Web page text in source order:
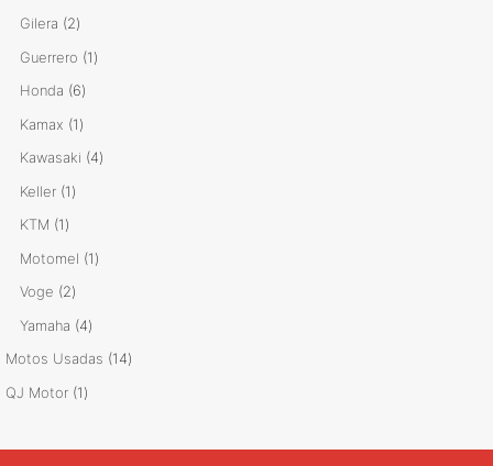
Gilera 22
productos
Guerrero 11
Honda 66
productos
Kamax 11
producto
Kawasaki 44
Keller 11
KTM 11
producto
Motomel 11
Voge 22
productos
Yamaha 44
productos
Motos Usadas 1414
QJ Motor 11